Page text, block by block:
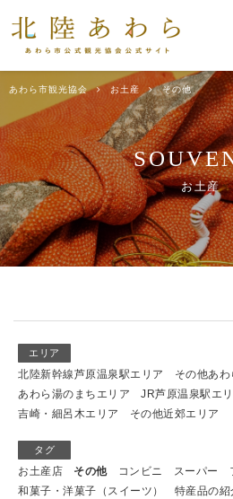
あわら市観光協会 お土産 その他
お土産
エリア
北陸新幹線芦原温泉駅エリア
その他あ
あわら湯のまちエリア
JR芦原温泉駅エ
吉崎・細呂木エリア
その他近郊エリア
タグ
お土産店 その他 コンビニ スーパー
和菓子・洋菓子（スイーツ）
特産品の紹